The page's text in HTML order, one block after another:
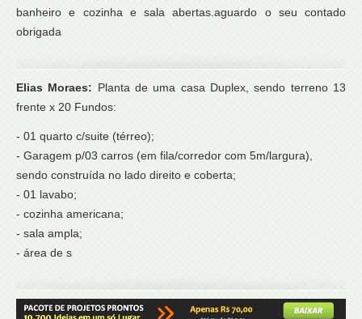
banheiro e cozinha e sala abertas.aguardo o seu contado
obrigada
Elias Moraes: Planta de uma casa Duplex, sendo terreno 13
frente x 20 Fundos:
- 01 quarto c/suite (térreo);
- Garagem p/03 carros (em fila/corredor com 5m/largura),
sendo construída no lado direito e coberta;
- 01 lavabo;
- cozinha americana;
- sala ampla;
- área de s